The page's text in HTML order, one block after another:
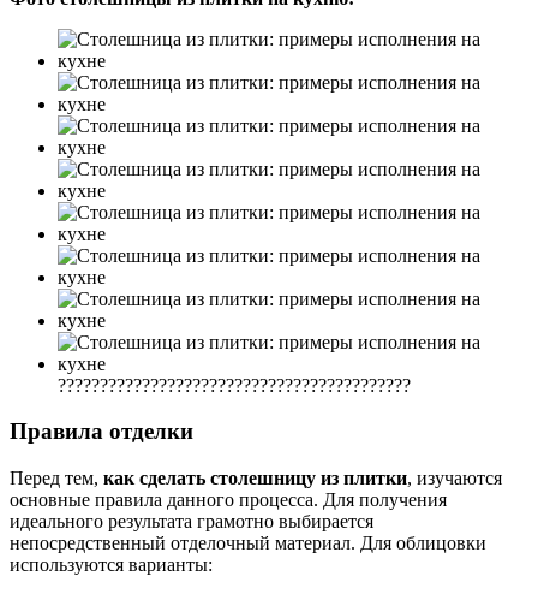
??????????????????????????????????????????
Правила отделки
Перед тем, как сделать столешницу из плитки, изучаются
основные правила данного процесса. Для получения
идеального результата грамотно выбирается
непосредственный отделочный материал. Для облицовки
используются варианты: